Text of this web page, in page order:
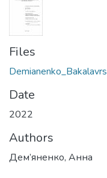
Files
Date
2022
Authors
Дем’яненко, Анна